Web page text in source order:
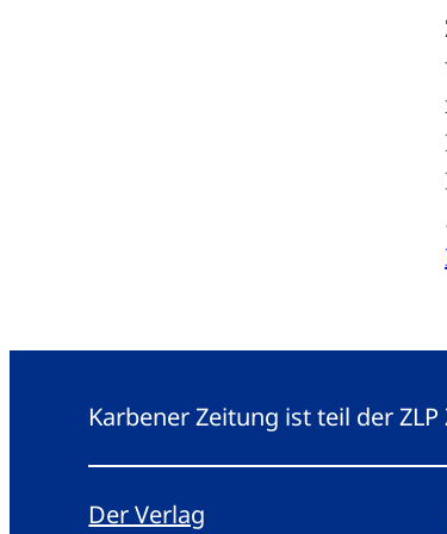
Karbener Zeitung ist teil der
Der Verlag